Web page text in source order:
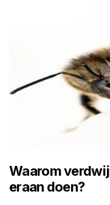
Waarom
eraan doen?